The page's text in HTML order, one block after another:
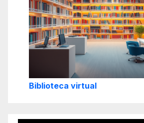
Biblioteca virtual